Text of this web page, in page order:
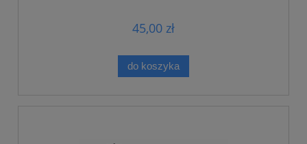
45,00 zł
do koszyka